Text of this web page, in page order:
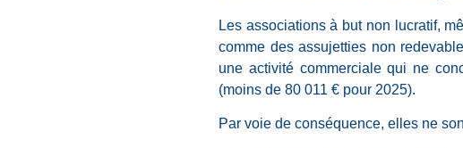
Les associations à but non lucratif,
comme des assujetties non
une activité commerciale qui ne
(moins de 80 011 € pour 2025).
Par voie de conséquence, elles ne